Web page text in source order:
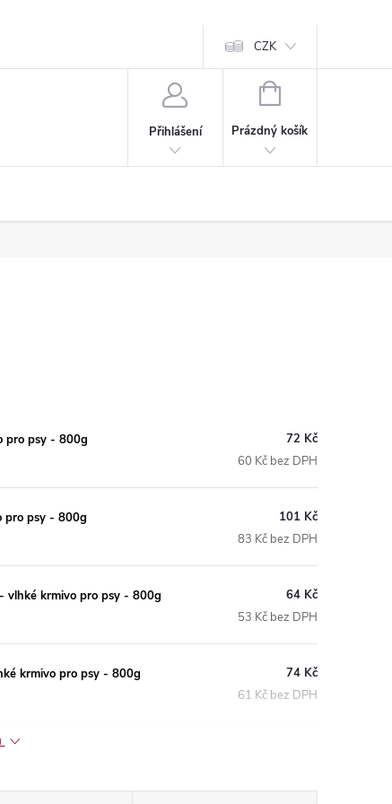
CZK
Přihlášení
NÁKUPNÍ
Prázdný košík
pro psy - 800g
72 Kč
60 Kč bez DPH
pro psy - 800g
101 Kč
83 Kč bez DPH
vlhké krmivo pro psy - 800g
64 Kč
53 Kč bez DPH
krmivo pro psy - 800g
74 Kč
61 Kč bez DPH